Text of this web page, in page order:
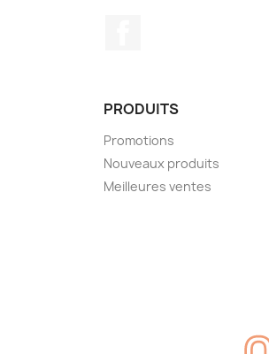
PRODUITS
Promotions
Nouveaux produits
Meilleures ventes